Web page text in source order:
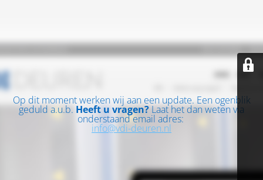
Op dit moment werken wij aan een update. Een ogenblik
geduld a.u.b. Heeft u vragen? Laat het dan weten via
onderstaand email adres:
info@vdi-deuren.nl